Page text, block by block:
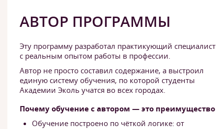
АВТОР ПРОГРАММЫ
Эту программу разработал практикующий специалист
с реальным опытом работы в профессии.
Автор не просто составил содержание, а выстроил
единую систему обучения, по которой студенты
Академии Эколь учатся во всех городах.
Почему обучение с автором — это преимущество
Обучение построено по чёткой логике: от